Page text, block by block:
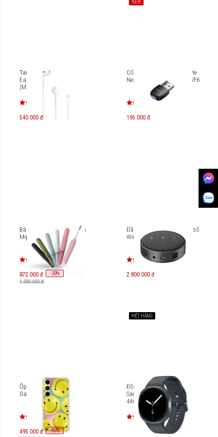
Tai nghe có dây Apple
EarPods USB-C
(MYQY3ZA/A)
540.000 đ
NEW
Cổng chuyển OTG Innostyle
NexaLink USB-A to Wifi AWF6
195.000 đ
Bàn chải điện thông minh
Mipow N2 Sonic
872.000 đ -20%
1.090.000 đ
Đầu phát streaming nhạc số
WiiM Mini
2.800.000 đ
Ốp lưng thông minh cho
Galaxy S24+ EF-MS926
495.000 đ -50%
HẾT HÀNG
Đồng hồ thông minh
Samsung Galaxy Watch8
44mm LTE SM-L335